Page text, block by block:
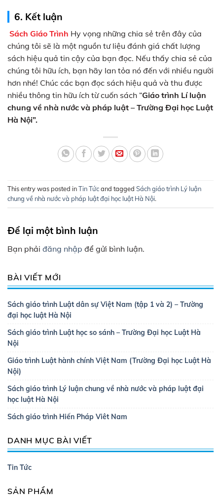
6. Kết luận
Sách Giáo Trình Hy vọng những chia sẻ trên đây của
chúng tôi sẽ là một nguồn tư liệu đánh giá chất lượng
sách hiệu quả tin cậy của bạn đọc. Nếu thấy chia sẻ của
chúng tôi hữu ích, bạn hãy lan tỏa nó đến với nhiều người
hơn nhé! Chúc các bạn đọc sách hiệu quả và thu được
nhiều thông tin hữu ích từ cuốn sách “Giáo trình Lí luận
chung về nhà nước và pháp luật – Trường Đại học Luật
Hà Nội”.
This entry was posted inTin Tứcand tagged Sách giáo trình Lý luận
chung về nhà nước và pháp luật đại học luật Hà Nội.
Để lại một bình luận
Bạn phải đăng nhập để gửi bình luận.
BÀI VIẾT MỚI
Sách giáo trình Luật dân sự Việt Nam (tập 1 và 2) – Trường
đại học luật Hà Nội
Sách giáo trình Luật học so sánh – Trường Đại học Luật Hà
Nội
Giáo trình Luật hành chính Việt Nam (Trường Đại học Luật Hà
Nội)
Sách giáo trình Lý luận chung về nhà nước và pháp luật đại
học luật Hà Nội
Sách giáo trình Hiến Pháp Viêt Nam
DANH MỤC BÀI VIẾT
Tin Tức
SẢN PHẨM